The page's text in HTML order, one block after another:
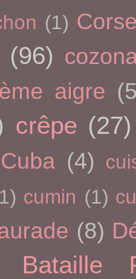
(1)
(96)
aigre
crêpe (27)
Cuba (4)
cumin (1)
(8)
Bataille